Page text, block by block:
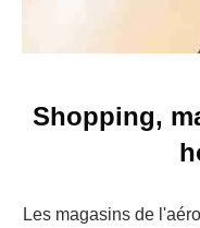
Shopping,
Les magasins de